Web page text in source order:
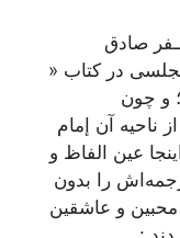
صادق
در کتاب «
و چون
ناحیه‌ آن إمام
عین الفاظ و
را بدون
و عاشقین